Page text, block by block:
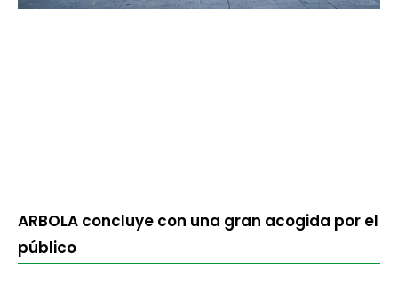
ARBOLA concluye con una gran acogida por el
público